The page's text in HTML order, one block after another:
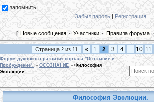
запомнить
Забыл пароль| Регистрация
[ Новые сообщения · Участники · Правила форума ·
Страница 2из 11 « 1 2 3 4 … 10 11
Форум духовного развития портала "Осознание и
Пробуждение". » ОСОЗНАНИЕ » Философия
Эволюции.
Философия Эволюции.